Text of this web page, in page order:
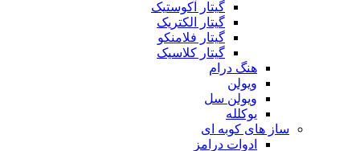
گیتار آکوستیک
گیتار الکتریک
گیتار فلامنکو
گیتار کلاسیک
هنگ درام
ویولن
ویولن سل
یوکلله
ساز های کوبه ای
ادوات درامز